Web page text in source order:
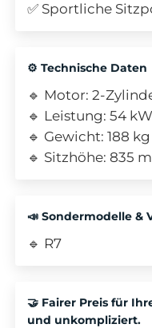
✅ Sportliche
⚙️ Technische Daten
🔹 Motor: 2-
🔹 Leistung: 54
🔹 Gewicht: 188 kg
🔹 Sitzhöhe: 835
📣 Sondermodelle &
🔹 R7
🤝 Fairer Preis für
und unkompliziert.